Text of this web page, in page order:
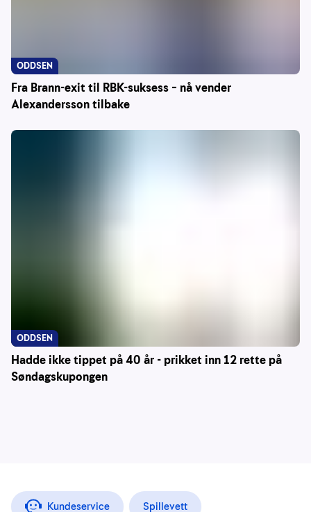
Fra Brann-exit til RBK-suksess – nå vender
Alexandersson tilbake
ODDSEN
Hadde ikke tippet på 40 år - prikket inn 12 rette på
Søndagskupongen
ODDSEN
Kundeservice Spillevett